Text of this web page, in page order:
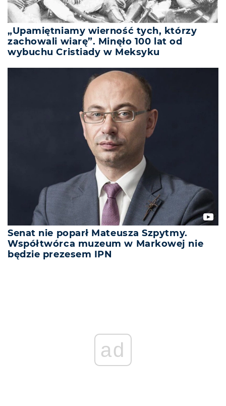
„Upamiętniamy wierność tych, którzy
zachowali wiarę”. Minęło 100 lat od
wybuchu Cristiady w Meksyku
Senat nie poparł Mateusza Szpytmy.
Współtwórca muzeum w Markowej nie
będzie prezesem IPN
ad